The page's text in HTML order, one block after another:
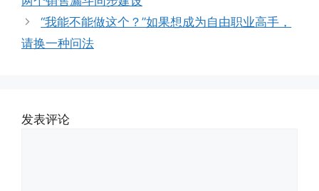
“我能不能做这个？”如果想成为自由职业高手，
请换一种问法
发表评论